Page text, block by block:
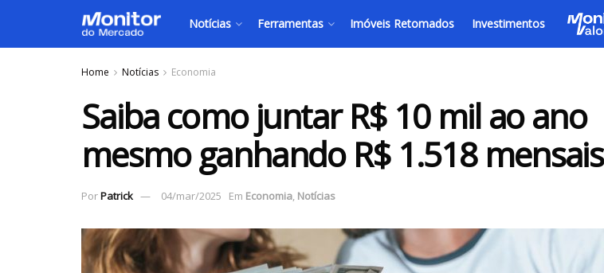
Notícias Ferramentas Imóveis Retomados Investimentos
Home Notícias Economia
Saiba como juntar R$ 10 mil ao ano
mesmo ganhando R$ 1.518 mensais
PorPatrick 04/mar/2025 Em Economia, Notícias